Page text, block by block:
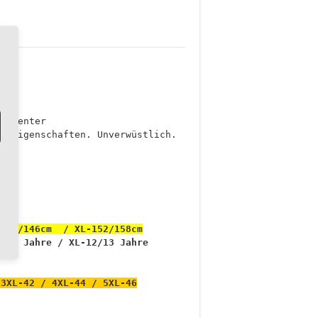
Eigenschaften. Unverwüstlich.
146cm / XL-152/158cm
Jahre / XL-12/13 Jahre
42 / 4XL-44 / 5XL-46